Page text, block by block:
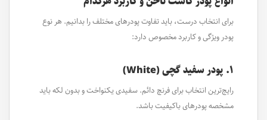
برای انتخاب درست، باید تفاوت پودرهای مختلف را بدانیم. هر نوع
پودر ویژگی و کاربرد مخصوص دارد:
۱. پودر سفید گچی (White)
رایج‌ترین انتخاب برای فرنچ دائم. سفیدی یکنواخت و بدون لکه باید
مشخصه پودرهای باکیفیت باشد.